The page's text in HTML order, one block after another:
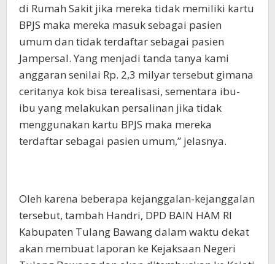
di Rumah Sakit jika mereka tidak memiliki kartu
BPJS maka mereka masuk sebagai pasien
umum dan tidak terdaftar sebagai pasien
Jampersal. Yang menjadi tanda tanya kami
anggaran senilai Rp. 2,3 milyar tersebut gimana
ceritanya kok bisa terealisasi, sementara ibu-
ibu yang melakukan persalinan jika tidak
menggunakan kartu BPJS maka mereka
terdaftar sebagai pasien umum,” jelasnya.
Oleh karena beberapa kejanggalan-kejanggalan
tersebut, tambah Handri, DPD BAIN HAM RI
Kabupaten Tulang Bawang dalam waktu dekat
akan membuat laporan ke Kejaksaan Negeri